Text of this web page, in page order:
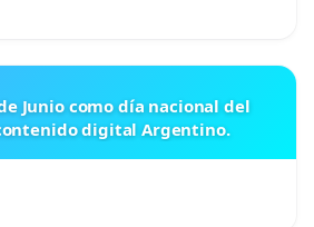
Junio como día nacional del
digital Argentino.